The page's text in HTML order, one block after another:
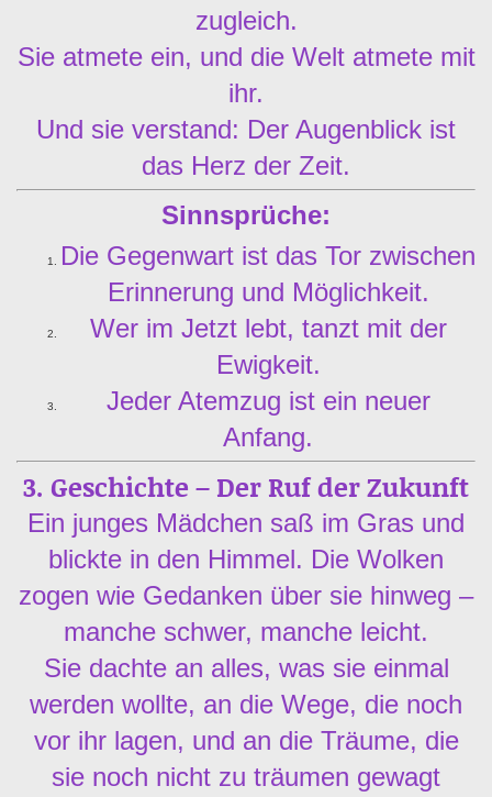
zugleich.
Sie atmete ein, und die Welt atmete mit
ihr.
Und sie verstand: Der Augenblick ist
das Herz der Zeit.
Sinnsprüche:
Die Gegenwart ist das Tor zwischen
Erinnerung und Möglichkeit.
Wer im Jetzt lebt, tanzt mit der
Ewigkeit.
Jeder Atemzug ist ein neuer
Anfang.
3. Geschichte – Der Ruf der Zukunft
Ein junges Mädchen saß im Gras und
blickte in den Himmel. Die Wolken
zogen wie Gedanken über sie hinweg –
manche schwer, manche leicht.
Sie dachte an alles, was sie einmal
werden wollte, an die Wege, die noch
vor ihr lagen, und an die Träume, die
sie noch nicht zu träumen gewagt